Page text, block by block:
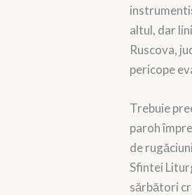
altul, dar
Ruscova,
pericope
Trebuie
paroh
de
Sfintei
sărbători